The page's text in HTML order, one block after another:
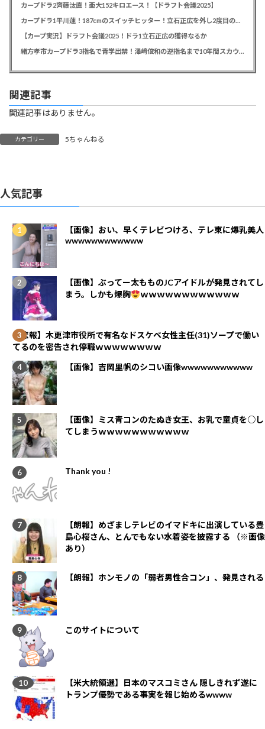
カープドラ2齊藤汰直！亜大152キロエース！【ドラフト会議2025】
カープドラ1平川蓮！187cmのスイッチヒッター！立石正広を外し2度目の重複も新井監督がクジを引き当てる！【ドラフト会議2025】
【カープ実況】ドラフト会議2025！ドラ1立石正広の獲得なるか
緒方孝市カープドラ3指名で青学出禁！澤﨑俊和の逆指名まで10年間スカウト出禁
関連記事
関連記事はありません。
カテゴリー 5ちゃんねる
人気記事
【画像】おい、早くテレビつけろ、テレ東に爆乳美人
wwwwwwwwwwww
【画像】ぶってー太もものJCアイドルが発見されてし
まう。しかも爆胸
ｗｗｗｗｗｗｗｗｗｗｗｗ
【悲報】木更津市役所で有名なドスケベ女性主任(31)ソープで働い
てるのを密告され停職ｗｗｗｗｗｗｗｗ
【画像】吉岡里帆のシコい画像wwwwwwwwwww
【画像】ミス青コンのたぬき女王、お乳で童貞を○し
てしまうｗｗｗｗｗｗｗｗｗｗｗ
Thank you !
【朗報】めざましテレビのイマドキに出演している豊
島心桜さん、とんでもない水着姿を披露する （※画像
あり）
【朗報】ホンモノの「弱者男性合コン」、発見される
このサイトについて
【米大統領選】日本のマスコミさん 隠しきれず遂に
トランプ優勢である事実を報じ始めるwwww